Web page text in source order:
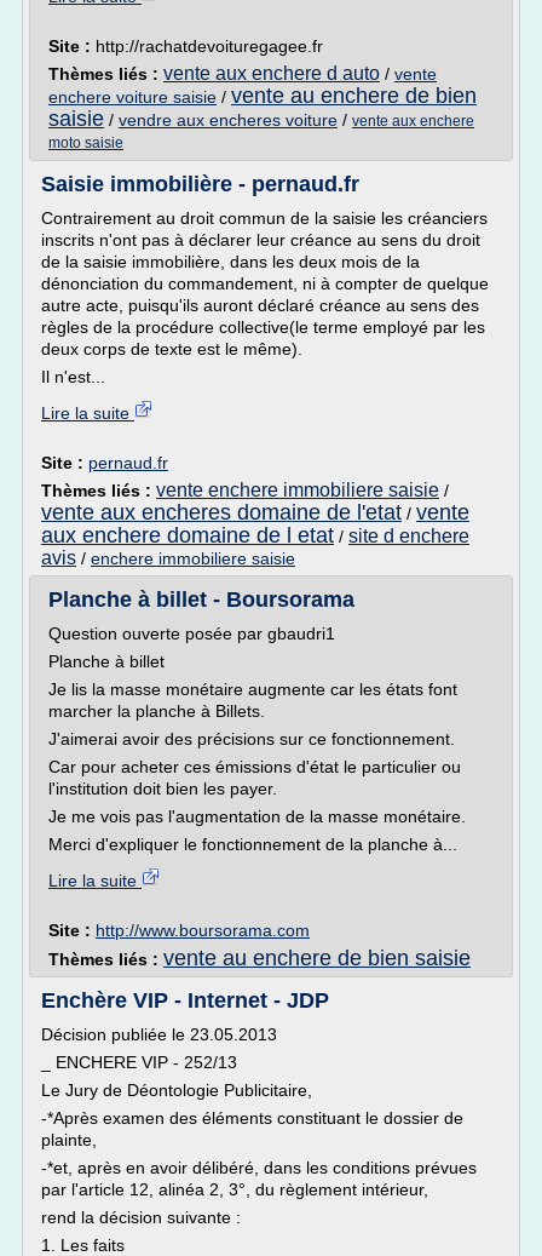
Site : http://rachatdevoituregagee.fr
Thèmes liés : vente aux enchere d auto / vente
enchere voiture saisie / vente au enchere de bien
saisie / vendre aux encheres voiture / vente aux enchere
moto saisie
Saisie immobilière - pernaud.fr
Contrairement au droit commun de la saisie les créanciers
inscrits n'ont pas à déclarer leur créance au sens du droit
de la saisie immobilière, dans les deux mois de la
dénonciation du commandement, ni à compter de quelque
autre acte, puisqu'ils auront déclaré créance au sens des
règles de la procédure collective(le terme employé par les
deux corps de texte est le même).
Il n'est...
Lire la suite
Site : pernaud.fr
Thèmes liés : vente enchere immobiliere saisie /
vente aux encheres domaine de l'etat / vente
aux enchere domaine de l etat / site d enchere
avis / enchere immobiliere saisie
Planche à billet - Boursorama
Question ouverte posée par gbaudri1
Planche à billet
Je lis la masse monétaire augmente car les états font
marcher la planche à Billets.
J'aimerai avoir des précisions sur ce fonctionnement.
Car pour acheter ces émissions d'état le particulier ou
l'institution doit bien les payer.
Je me vois pas l'augmentation de la masse monétaire.
Merci d'expliquer le fonctionnement de la planche à...
Lire la suite
Site : http://www.boursorama.com
Thèmes liés : vente au enchere de bien saisie
Enchère VIP - Internet - JDP
Décision publiée le 23.05.2013
_ ENCHERE VIP - 252/13
Le Jury de Déontologie Publicitaire,
-*Après examen des éléments constituant le dossier de
plainte,
-*et, après en avoir délibéré, dans les conditions prévues
par l'article 12, alinéa 2, 3°, du règlement intérieur,
rend la décision suivante :
1. Les faits